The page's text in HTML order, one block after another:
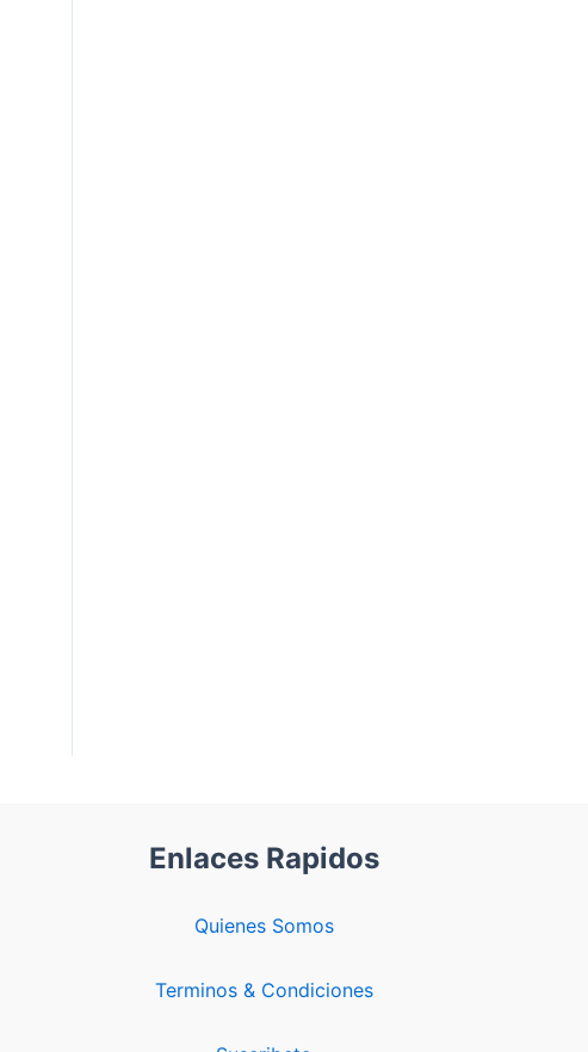
Enlaces Rapidos
Quienes Somos
Terminos & Condiciones